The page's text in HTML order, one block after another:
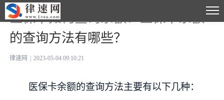
医保卡如何查询余额？医保卡余额
的查询方法有哪些？
律速网 2023-05-04 09:10:21
医保卡余额的查询方法主要有以下几种：